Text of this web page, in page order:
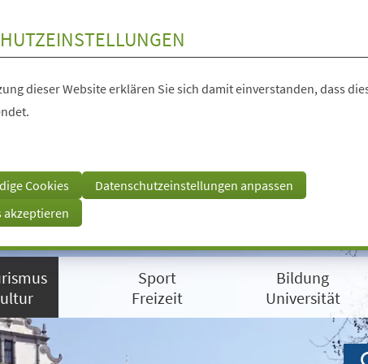
dieser Website erklären Sie sich damit einverstanden, dass
Cookies
Datenschutzeinstellungen anpassen
akzeptieren
Sport
Freizeit
Bildung
Universität